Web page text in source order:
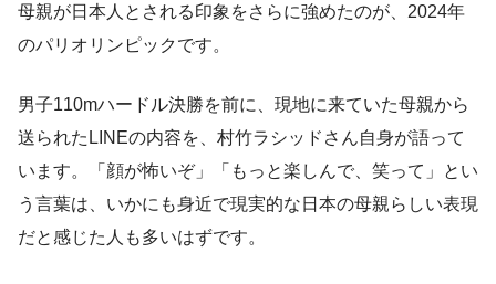
母親が日本人とされる印象をさらに強めたのが、2024年
のパリオリンピックです。
男子110mハードル決勝を前に、現地に来ていた母親から
送られたLINEの内容を、村竹ラシッドさん自身が語って
います。「顔が怖いぞ」「もっと楽しんで、笑って」とい
う言葉は、いかにも身近で現実的な日本の母親らしい表現
だと感じた人も多いはずです。